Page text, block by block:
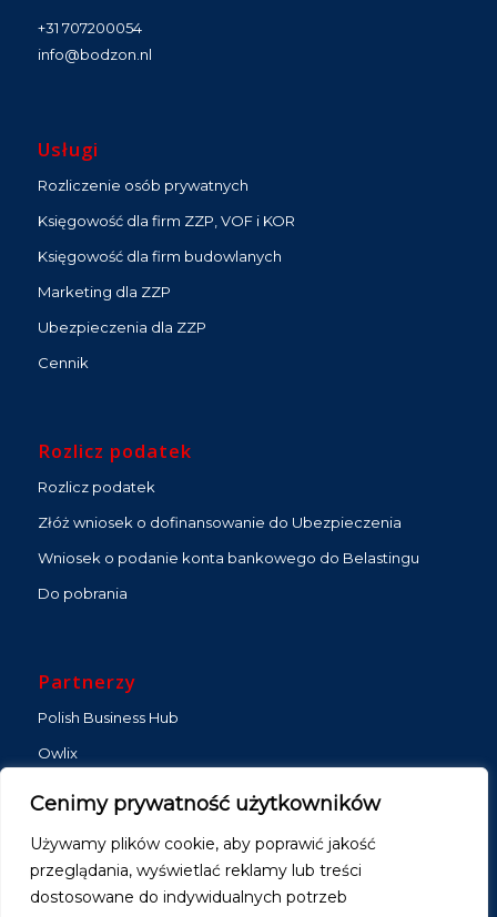
Cenimy prywatność użytkowników
Używamy plików cookie, aby poprawić jakość
przeglądania, wyświetlać reklamy lub treści
dostosowane do indywidualnych potrzeb
+31 707200054
info@bodzon.nl
Usługi
Rozliczenie osób prywatnych
Księgowość dla firm ZZP, VOF i KOR
Księgowość dla firm budowlanych
Marketing dla ZZP
Ubezpieczenia dla ZZP
Cennik
Rozlicz podatek
Rozlicz podatek
Złóż wniosek o dofinansowanie do Ubezpieczenia
Wniosek o podanie konta bankowego do Belastingu
Do pobrania
Partnerzy
Polish Business Hub
Owlix
Strona na abonament
DMKB Partners